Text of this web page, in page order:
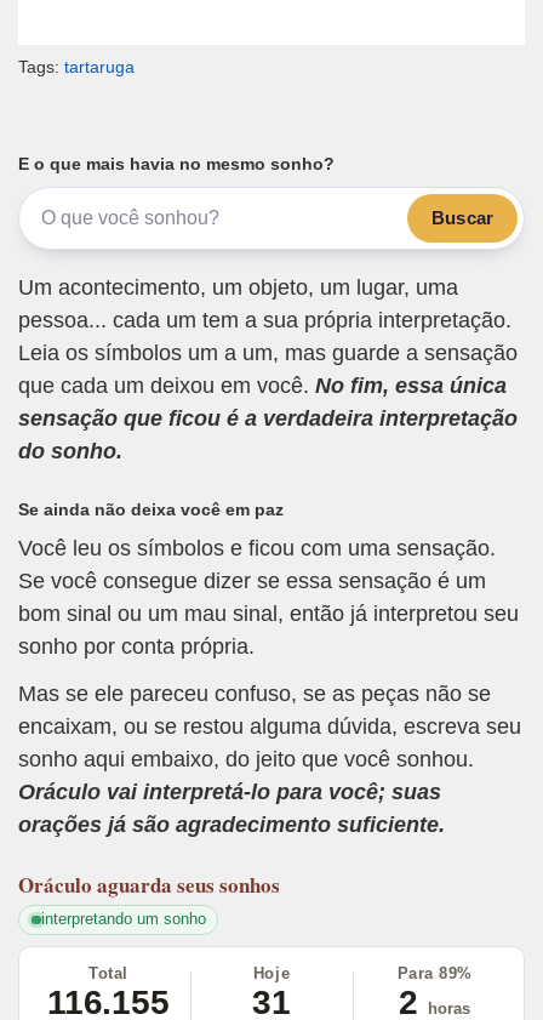
Tags: tartaruga
E o que mais havia no mesmo sonho?
Buscar
Um acontecimento, um objeto, um lugar, uma
pessoa... cada um tem a sua própria interpretação.
Leia os símbolos um a um, mas guarde a sensação
que cada um deixou em você. No fim, essa única
sensação que ficou é a verdadeira interpretação
do sonho.
Se ainda não deixa você em paz
Você leu os símbolos e ficou com uma sensação.
Se você consegue dizer se essa sensação é um
bom sinal ou um mau sinal, então já interpretou seu
sonho por conta própria.
Mas se ele pareceu confuso, se as peças não se
encaixam, ou se restou alguma dúvida, escreva seu
sonho aqui embaixo, do jeito que você sonhou.
Oráculo vai interpretá-lo para você; suas
orações já são agradecimento suficiente.
Oráculo aguarda seus sonhos
interpretando um sonho
Total
116.155
Hoje
31
Para 89%
2 horas